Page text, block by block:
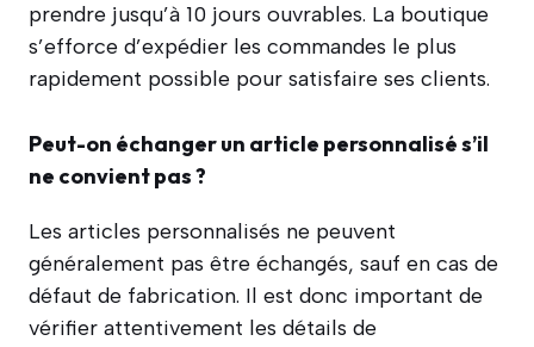
prendre jusqu’à 10 jours ouvrables. La boutique
s’efforce d’expédier les commandes le plus
rapidement possible pour satisfaire ses clients.
Peut-on échanger un article personnalisé s’il
ne convient pas ?
Les articles personnalisés ne peuvent
généralement pas être échangés, sauf en cas de
défaut de fabrication. Il est donc important de
vérifier attentivement les détails de